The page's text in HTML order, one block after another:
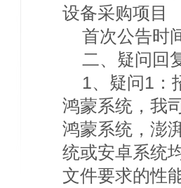
设备采购项目
首次公告时
二、疑问回
1、疑问1：
鸿蒙系统，我
鸿蒙系统，澎
统或安卓系统
文件要求的性